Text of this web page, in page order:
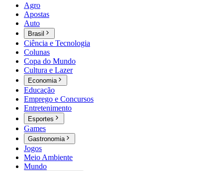
Agro
Apostas
Auto
Brasil
Ciência e Tecnologia
Colunas
Copa do Mundo
Cultura e Lazer
Economia
Educação
Emprego e Concursos
Entretenimento
Esportes
Games
Gastronomia
Jogos
Meio Ambiente
Mundo